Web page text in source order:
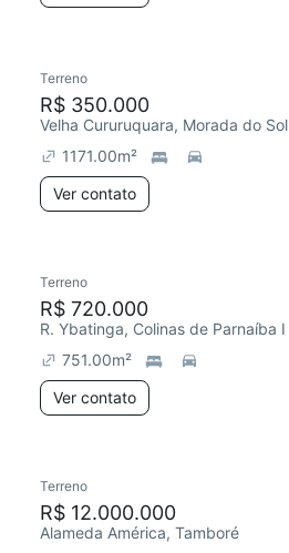
Terreno
R$ 350.000
Velha Cururuquara, Morada do Sol
1171.00m²
Ver contato
Terreno
R$ 720.000
R. Ybatinga, Colinas de Parnaíba I
751.00m²
Ver contato
Terreno
R$ 12.000.000
Alameda América, Tamboré